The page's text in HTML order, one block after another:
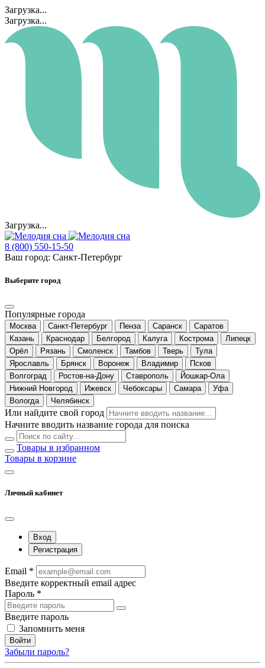
Загрузка...
Загрузка...
Загрузка...
8 (800) 550-15-50
Ваш город: Санкт-Петербург
Выберите город
Популярные города
Москва Санкт-Петербург Пенза Саранск
Саратов
Казань
Краснодар Белгород Калуга Кострома
Липецк
Орёл
Рязань Смоленск Тамбов Тверь
Тула
Ярославль
Брянск Воронеж Владимир
Псков
Волгоград
Ростов-на-Дону Ставрополь
Йошкар-Ола
Нижний Новгород
Ижевск Чебоксары Самара
Уфа
Вологда
Челябинск
Или найдите свой город
Начните вводить название города для поиска
Товары в избранном
Товары в корзине
Личный кабинет
Вход
Регистрация
Email *
Введите корректный email адрес
Пароль *
Введите пароль
Запомнить меня
Войти
Забыли пароль?